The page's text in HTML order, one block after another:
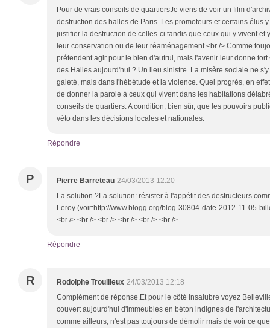
Pour de vrais conseils de quartiersJe viens de voir un film
destruction des halles de Paris. Les promoteurs et certains élus
justifier la destruction de celles-ci tandis que ceux qui y vivent et
leur conservation ou de leur réaménagement.<br /> Comme
prétendent agir pour le bien d'autrui, mais l'avenir leur donne
des Halles aujourd'hui ? Un lieu sinistre. La misère sociale ne
gaieté, mais dans l'hébétude et la violence. Quel progrès, en
de donner la parole à ceux qui vivent dans les habitations
conseils de quartiers. A condition, bien sûr, que les pouvoirs
véto dans les décisions locales et nationales.
Répondre
P Pierre Barreteau 24/03/2013 12:20
La solution ?La solution: résister à l'appétit des destructeurs
Leroy (voir:http://www.blogg.org/blog-30804-date-2012-11-05-
<br /> <br /> <br /> <br /> <br /> <br />
Répondre
R Rodolphe Trouilleux 24/03/2013 12:18
Complément de réponse.Et pour le côté insalubre voyez
couvert aujourd'hui d'immeubles en béton indignes de
comme ailleurs, n'est pas toujours de démolir mais de voir ce